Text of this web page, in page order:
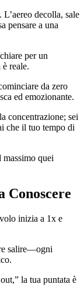
L’aereo decolla, sale
pensare a una
per un
reale.
da zero
ed emozionante.
concentrazione; sei
che il tuo tempo di
massimo quei
Conoscere
inizia a 1x e
salire—ogni
la tua puntata è